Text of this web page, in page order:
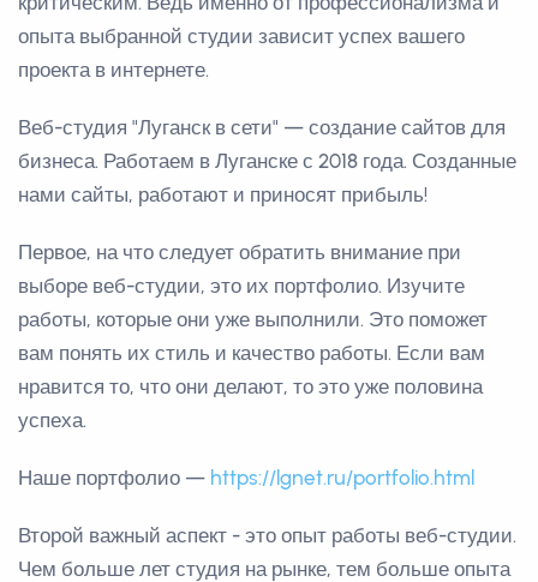
опыта выбранной студии зависит успех вашего
проекта в интернете.
Веб-студия "Луганск в сети" — создание сайтов для
бизнеса. Работаем в Луганске с 2018 года. Созданные
нами сайты, работают и приносят прибыль!
Первое, на что следует обратить внимание при
выборе веб-студии, это их портфолио. Изучите
работы, которые они уже выполнили. Это поможет
вам понять их стиль и качество работы. Если вам
нравится то, что они делают, то это уже половина
успеха.
Наше портфолио — https://lgnet.ru/portfolio.html
Второй важный аспект - это опыт работы веб-студии.
Чем больше лет студия на рынке, тем больше опыта